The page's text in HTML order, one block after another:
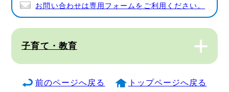
お問い合わせは専用フォームをご利用ください。
子育て・教育
前のページへ戻る トップページへ戻る